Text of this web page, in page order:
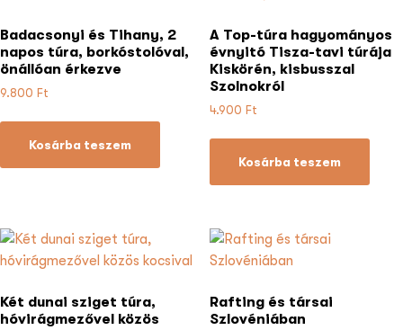
Badacsonyi és Tihany, 2
napos túra, borkóstolóval,
önállóan érkezve
9.800 Ft
Kosárba teszem
A Top-túra hagyományos
évnyitó Tisza-tavi túrája
Kiskörén, kisbusszal
Szolnokról
4.900 Ft
Kosárba teszem
Két dunai sziget túra,
hóvirágmezővel közös
Rafting és társai
Szlovéniában